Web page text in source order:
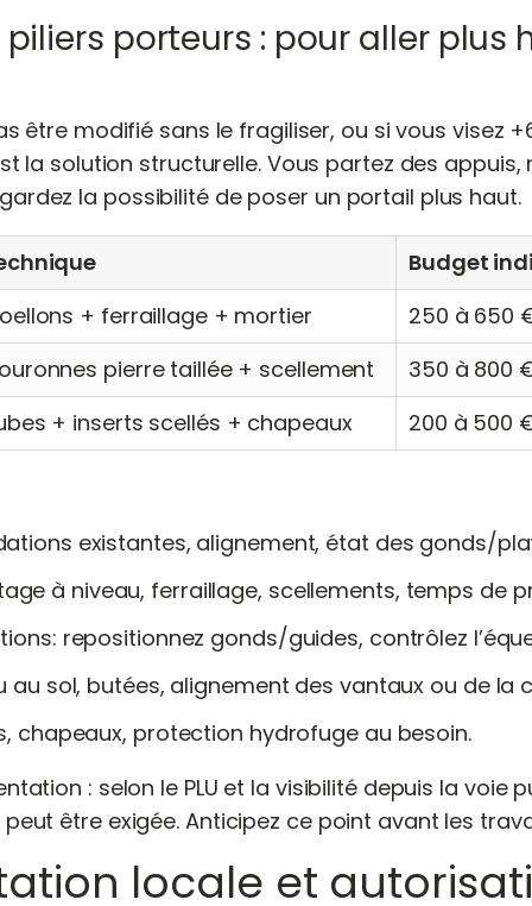
piliers porteurs : pour aller plus
être modifié sans le fragiliser, ou si vous visez
la solution structurelle. Vous partez des
la possibilité de poser un portail plus haut.
Budget
+ ferraillage + mortier
250 à 650
pierre taillée + scellement
350 à 800
+ inserts scellés + chapeaux
200 à 500
existantes, alignement, état des gonds/
à niveau, ferraillage, scellements, temps de
repositionnez gonds/guides, contrôlez
au sol, butées, alignement des vantaux ou de la
chapeaux, protection hydrofuge au besoin.
: selon le PLU et la visibilité depuis la voie
être exigée. Anticipez ce point avant les
locale et